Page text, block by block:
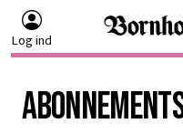
Log ind